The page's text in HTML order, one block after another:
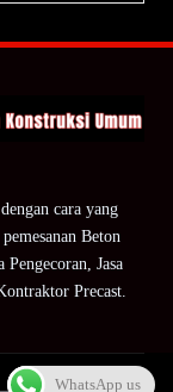
cara yang
Beton
Jasa
Precast.
WhatsApp us